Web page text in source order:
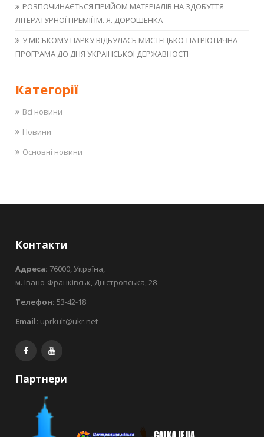
РОЗПОЧИНАЄТЬСЯ ПРИЙОМ МАТЕРІАЛІВ НА ЗДОБУТТЯ
ЛІТЕРАТУРНОЇ ПРЕМІЇ ІМ. Я. ДОРОШЕНКА
У МІСЬКОМУ ПАРКУ ВІДБУЛАСЬ МИСТЕЦЬКО-ПАТРІОТИЧНА
ПРОГРАМА ДО ДНЯ УКРАЇНСЬКОЇ ДЕРЖАВНОСТІ
Категорії
Всі новини
Новини
Основні новини
Контакти
Адреса: 76000, Україна,
м. Івано-Франківськ, Дністровська, 28
Телефон: 53-42-18
Email: uprkult@ukr.net
Партнери